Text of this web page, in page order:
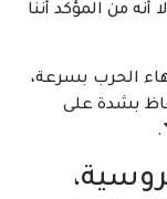
من المؤكد أننا
الحرب بسرعة،
بشدة على